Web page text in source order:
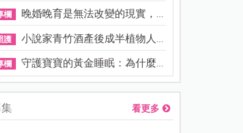
欄 晚婚晚育是無法改變的現實，...
護 小說家青竹酒產後成半植物人...
欄 守護寶寶的黃金睡眠：為什麼...
看更多